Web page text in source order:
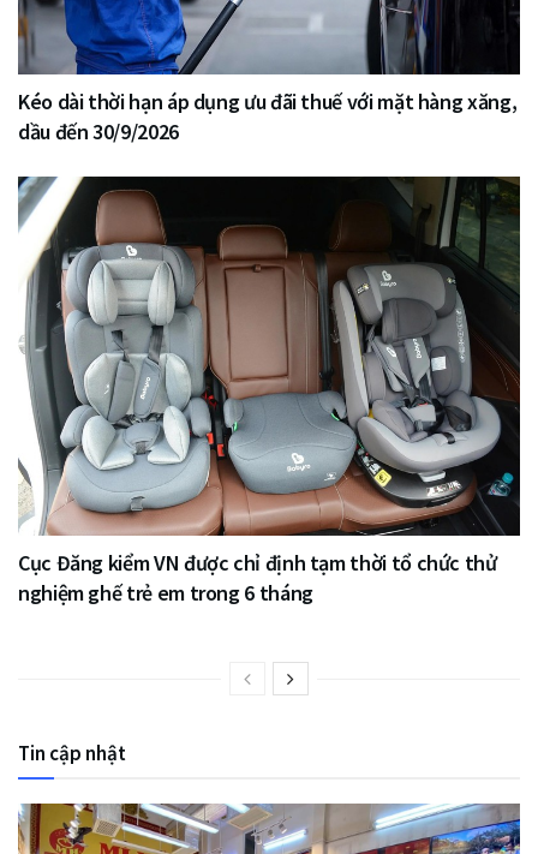
Kéo dài thời hạn áp dụng ưu đãi thuế với mặt hàng xăng,
dầu đến 30/9/2026
Cục Đăng kiểm VN được chỉ định tạm thời tổ chức thử
nghiệm ghế trẻ em trong 6 tháng
Tin cập nhật